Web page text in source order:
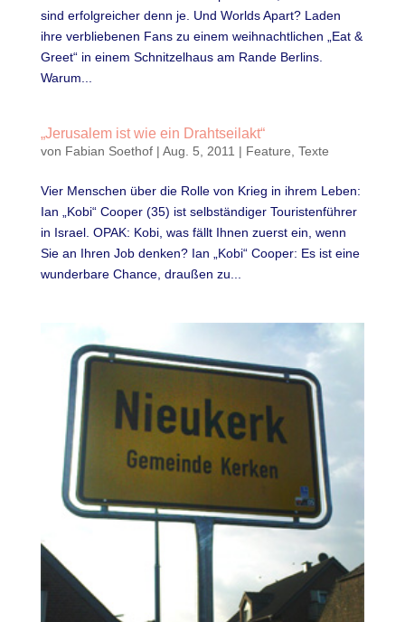
sind erfolgreicher denn je. Und Worlds Apart? Laden
ihre verbliebenen Fans zu einem weihnachtlichen „Eat &
Greet“ in einem Schnitzelhaus am Rande Berlins.
Warum...
„Jerusalem ist wie ein Drahtseilakt“
von Fabian Soethof| Aug. 5, 2011 | Feature Texte
Vier Menschen über die Rolle von Krieg in ihrem Leben:
Ian „Kobi“ Cooper (35) ist selbständiger Touristenführer
in Israel. OPAK: Kobi, was fällt Ihnen zuerst ein, wenn
Sie an Ihren Job denken? Ian „Kobi“ Cooper: Es ist eine
wunderbare Chance, draußen zu...